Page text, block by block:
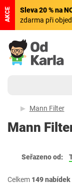
AKCE Sleva 20 % na
zdarma při
Mann Filter
Mann
Seřazeno od:
Celkem 149 nabídek